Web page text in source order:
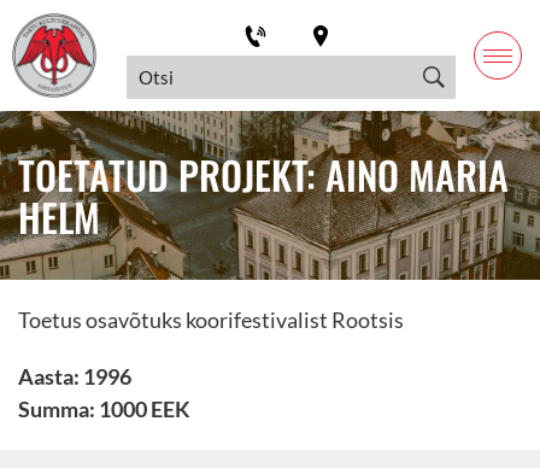
TOETATUD PROJEKT: AINO MARIA
HELM
Toetus osavõtuks koorifestivalist Rootsis
Aasta: 1996
Summa: 1000 EEK